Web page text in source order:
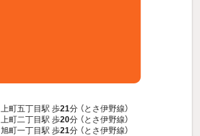
上町五丁目駅 歩21分 （とさ伊野線）
上町二丁目駅 歩20分 （とさ伊野線）
旭町一丁目駅 歩21分 （とさ伊野線）